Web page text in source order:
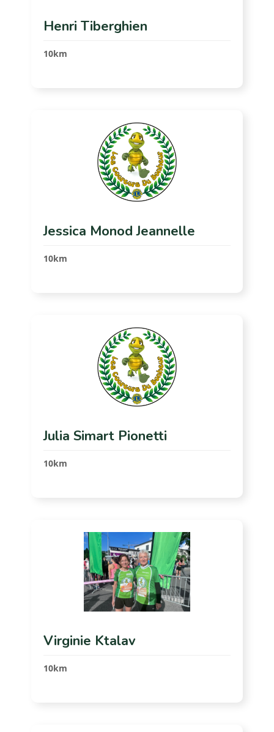
Henri Tiberghien
10km
Jessica Monod Jeannelle
10km
Julia Simart Pionetti
10km
Virginie Ktalav
10km